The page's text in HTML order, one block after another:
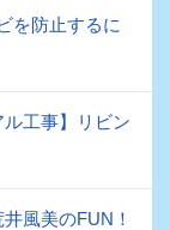
を防止するに
工事】リビン
風美のFUN！